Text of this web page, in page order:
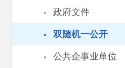
· 政府文件
· 双随机一公开
· 公共企事业单位